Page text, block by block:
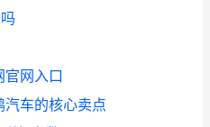
网入口
车的核心卖点